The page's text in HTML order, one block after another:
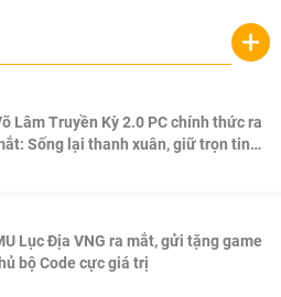
thức từ công ty game Nhật Bản
+
Lâm Truyền Kỳ 2.0 PC chính thức ra
Sống lại thanh xuân, giữ trọn tinh
Lục Địa VNG ra mắt, gửi tặng game
bộ Code cực giá trị